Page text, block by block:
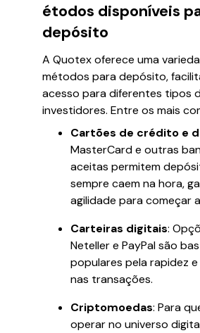
étodos disponíveis
depósito
A Quotex oferece uma
métodos para depósito,
acesso para diferentes tipos
investidores. Entre os mais
Cartões de crédito e
MasterCard e outras
aceitas permitem
sempre caem na hora,
agilidade para começar
Carteiras digitais:
Neteller e PayPal são
populares pela rapidez
nas transações.
Criptomoedas: Para
operar no universo